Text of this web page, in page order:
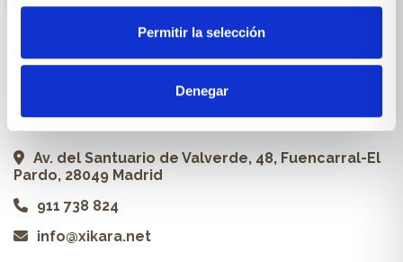
Permitir la selección
Denegar
Contacto
Xikara | Tienda de muebles
Av. del Santuario de Valverde, 48, Fuencarral-El
Pardo, 28049 Madrid
911 738 824
info@xikara.net